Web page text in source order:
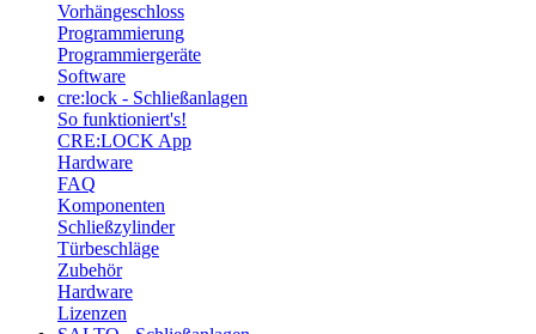
Vorhängeschloss
Programmierung
Programmiergeräte
Software
cre:lock - Schließanlagen
So funktioniert's!
CRE:LOCK App
Hardware
FAQ
Komponenten
Schließzylinder
Türbeschläge
Zubehör
Hardware
Lizenzen